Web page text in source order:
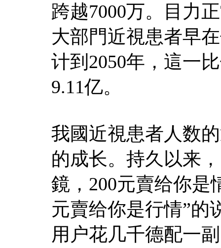
跨越7000万。目力
大部門近視患者早
计到2050年，這一
9.11亿。
我國近視患者人数
的成长。持久以来
鏡，200元賣给你是
元賣给你是行情”的
用户花几千德配一